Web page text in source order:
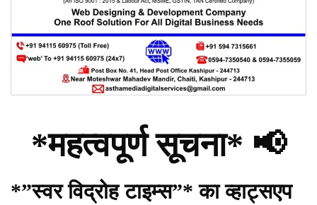
*महत्वपूर्ण सूचना* 📢
*”स्वर विद्रोह टाइम्स”* का व्हाट्सएप